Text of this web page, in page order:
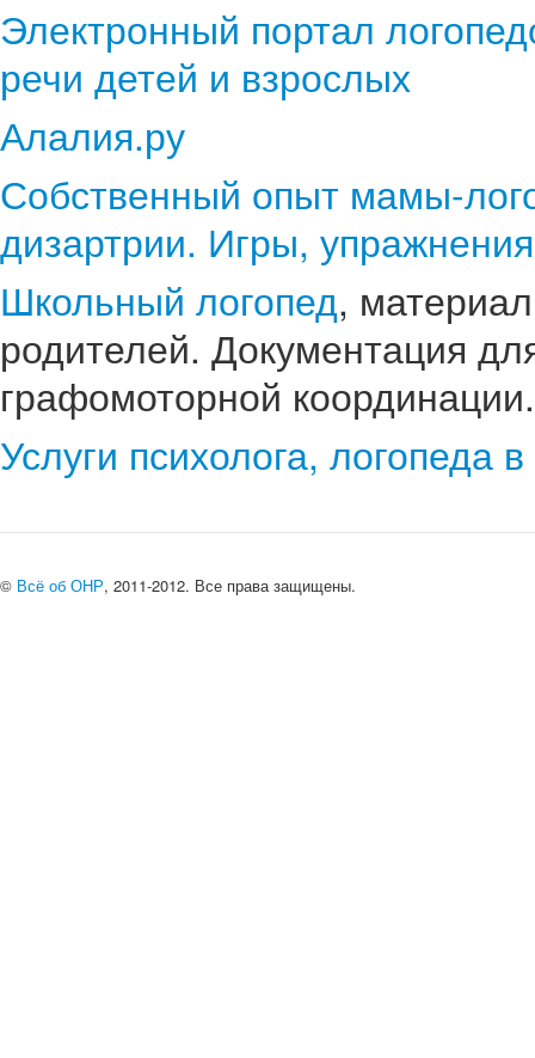
Электронный портал
речи детей и взрослых
Алалия.ру
Собственный опыт мамы-
дизартрии. Игры,
Школьный логопед,
родителей. Документация
графомоторной координации.
Услуги психолога, логопеда
© Всё об ОНР, 2011-2012. Все права защищены.